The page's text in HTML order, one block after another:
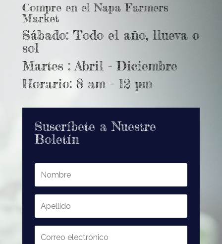
Compre en el Napa Farmers
Market
Sábado: Todo el año, llueva o
sol
Martes : Abril - Diciembre
Horario: 8 am - 12 pm
Suscríbete a Nuestre
Boletín